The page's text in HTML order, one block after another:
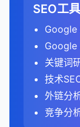
规范
总结来说，
权益的重要
员可以确保
本，提高重
全面SEO策
或动态生成的
的用户参
个因素。
更准确的
以更准确
为。
需要调整分
社交媒体
总结来说，
步骤。通过
略、链接概
会、发现差
可见度。定
位，并适应
确显示
5. 提交和监
URL提交：
提交新
加速
更改地址工
由于
在
控制台" >
在GA4中
Google
5. 分析移动
分析有机
识别转化
分析转化
比较不同
F. 技术SEO
检查爬行
评估页面
转化率的
布。
树状图：
类等。
地图：显
量。
仪表板：
季节性：
分析关
这有助
4. 分析搜索
信息型意图
导航型意图
交易型意图
标题标签
元描述：
H1标签：
图片优化
题等。
URL结构
等。
分析链接
分析链接
坛等）。
3. 分析竞争
比较外链
确保关键
B. 内容结构
分析标题
评估内容
用、图片
检查内容
C. 内容新鲜
评估他
内容类型
分析竞
视频、
评估不
内容质量分
评估竞
SEO工
Google
关键词
技术
外链分
竞争分